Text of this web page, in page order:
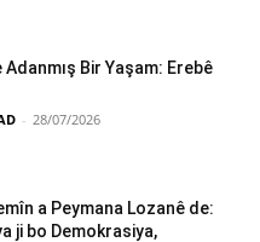
Adanmış Bir Yaşam: Erebê
- 28/07/2026
a Peymana Lozanê de:
ji bo Demokrasiya,